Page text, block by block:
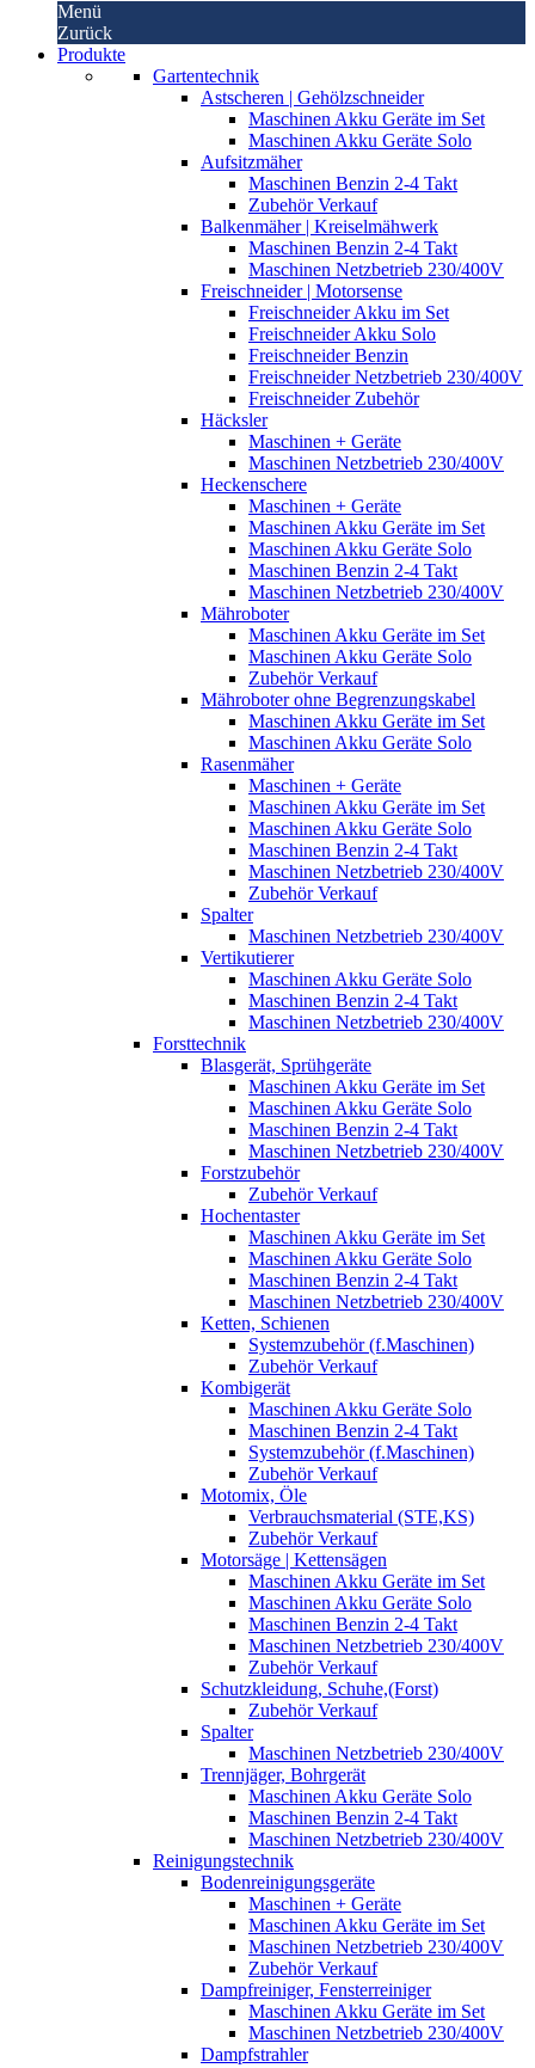
Menü
Zurück
Produkte
Gartentechnik
Astscheren | Gehölzschneider
Maschinen Akku Geräte im Set
Maschinen Akku Geräte Solo
Aufsitzmäher
Maschinen Benzin 2-4 Takt
Zubehör Verkauf
Balkenmäher | Kreiselmähwerk
Maschinen Benzin 2-4 Takt
Maschinen Netzbetrieb 230/400V
Freischneider | Motorsense
Freischneider Akku im Set
Freischneider Akku Solo
Freischneider Benzin
Freischneider Netzbetrieb 230/400V
Freischneider Zubehör
Häcksler
Maschinen + Geräte
Maschinen Netzbetrieb 230/400V
Heckenschere
Maschinen + Geräte
Maschinen Akku Geräte im Set
Maschinen Akku Geräte Solo
Maschinen Benzin 2-4 Takt
Maschinen Netzbetrieb 230/400V
Mähroboter
Maschinen Akku Geräte im Set
Maschinen Akku Geräte Solo
Zubehör Verkauf
Mähroboter ohne Begrenzungskabel
Maschinen Akku Geräte im Set
Maschinen Akku Geräte Solo
Rasenmäher
Maschinen + Geräte
Maschinen Akku Geräte im Set
Maschinen Akku Geräte Solo
Maschinen Benzin 2-4 Takt
Maschinen Netzbetrieb 230/400V
Zubehör Verkauf
Spalter
Maschinen Netzbetrieb 230/400V
Vertikutierer
Maschinen Akku Geräte Solo
Maschinen Benzin 2-4 Takt
Maschinen Netzbetrieb 230/400V
Forsttechnik
Blasgerät, Sprühgeräte
Maschinen Akku Geräte im Set
Maschinen Akku Geräte Solo
Maschinen Benzin 2-4 Takt
Maschinen Netzbetrieb 230/400V
Forstzubehör
Zubehör Verkauf
Hochentaster
Maschinen Akku Geräte im Set
Maschinen Akku Geräte Solo
Maschinen Benzin 2-4 Takt
Maschinen Netzbetrieb 230/400V
Ketten, Schienen
Systemzubehör (f.Maschinen)
Zubehör Verkauf
Kombigerät
Maschinen Akku Geräte Solo
Maschinen Benzin 2-4 Takt
Systemzubehör (f.Maschinen)
Zubehör Verkauf
Motomix, Öle
Verbrauchsmaterial (STE,KS)
Zubehör Verkauf
Motorsäge | Kettensägen
Maschinen Akku Geräte im Set
Maschinen Akku Geräte Solo
Maschinen Benzin 2-4 Takt
Maschinen Netzbetrieb 230/400V
Zubehör Verkauf
Schutzkleidung, Schuhe,(Forst)
Zubehör Verkauf
Spalter
Maschinen Netzbetrieb 230/400V
Trennjäger, Bohrgerät
Maschinen Akku Geräte Solo
Maschinen Benzin 2-4 Takt
Maschinen Netzbetrieb 230/400V
Reinigungstechnik
Bodenreinigungsgeräte
Maschinen + Geräte
Maschinen Akku Geräte im Set
Maschinen Netzbetrieb 230/400V
Zubehör Verkauf
Dampfreiniger, Fensterreiniger
Maschinen Akku Geräte im Set
Maschinen Netzbetrieb 230/400V
Dampfstrahler